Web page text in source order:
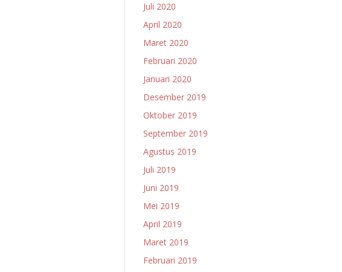
Juli 2020
April 2020
Maret 2020
Februari 2020
Januari 2020
Desember 2019
Oktober 2019
September 2019
Agustus 2019
Juli 2019
Juni 2019
Mei 2019
April 2019
Maret 2019
Februari 2019